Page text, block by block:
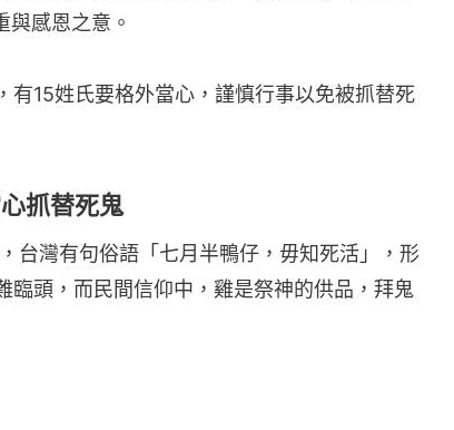
與感恩之意。
有15姓氏要格外當心，謹慎行事以免被抓替死
抓替死鬼
台灣有句俗語「七月半鴨仔，毋知死活」，形
臨頭，而民間信仰中，雞是祭神的供品，拜鬼